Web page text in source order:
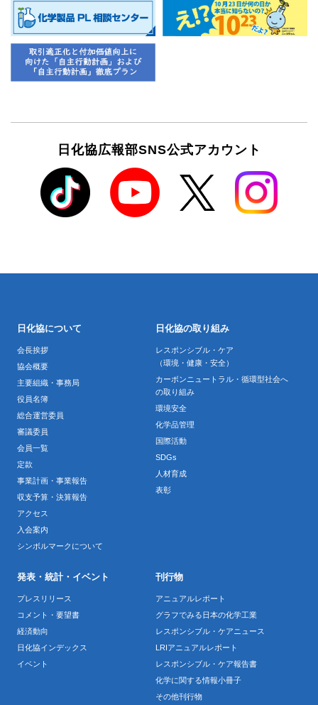
日化協広報部SNS公式アカウント
日化協について
会長挨拶
協会概要
主要組織・事務局
役員名簿
総合運営委員
審議委員
会員一覧
定款
事業計画・事業報告
収支予算・決算報告
アクセス
入会案内
シンボルマークについて
日化協の取り組み
レスポンシブル・ケア
（環境・健康・安全）
カーボンニュートラル・循環型社会へ
の取り組み
環境安全
化学品管理
国際活動
SDGs
人材育成
表彰
発表・統計・イベント
プレスリリース
コメント・要望書
経済動向
日化協インデックス
イベント
刊行物
アニュアルレポート
グラフでみる日本の化学工業
レスポンシブル・ケアニュース
LRIアニュアルレポート
レスポンシブル・ケア報告書
化学に関する情報小冊子
その他刊行物